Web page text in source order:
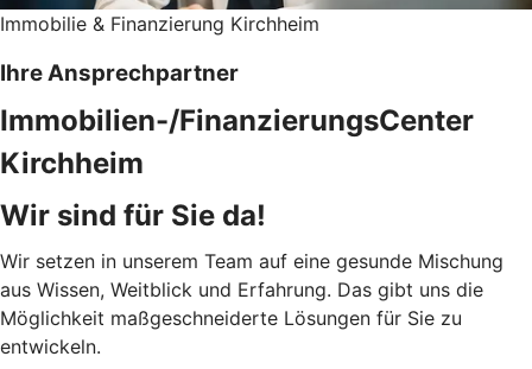
Immobilie & Finanzierung Kirchheim
Ihre Ansprechpartner
Immobilien-/FinanzierungsCenter
Kirchheim
Wir sind für Sie da!
Wir setzen in unserem Team auf eine gesunde Mischung
aus Wissen, Weitblick und Erfahrung. Das gibt uns die
Möglichkeit maßgeschneiderte Lösungen für Sie zu
entwickeln.